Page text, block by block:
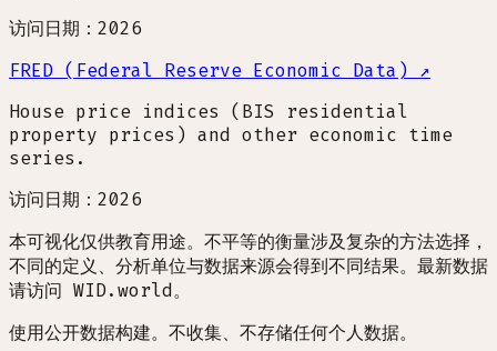
访问日期：2026
FRED (Federal Reserve Economic Data) ↗
House price indices (BIS residential
property prices) and other economic time
series.
访问日期：2026
本可视化仅供教育用途。不平等的衡量涉及复杂的方法选择，
不同的定义、分析单位与数据来源会得到不同结果。最新数据
请访问 WID.world。
使用公开数据构建。不收集、不存储任何个人数据。